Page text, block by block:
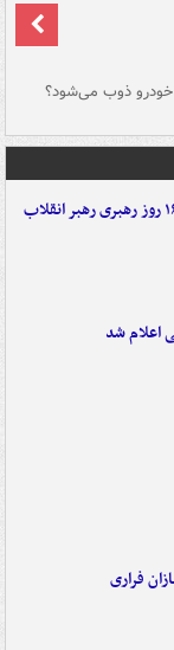
ذوب می‌شود؟
اعلام شد
فراری